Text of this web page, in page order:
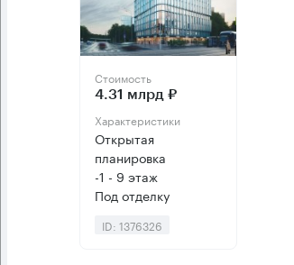
Стоимость
4.31 млрд ₽
Характеристики
Открытая
планировка
-1 - 9 этаж
Под отделку
ID: 1376326